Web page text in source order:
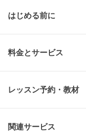
はじめる前に
料金とサービス
レッスン予約・教材
関連サービス